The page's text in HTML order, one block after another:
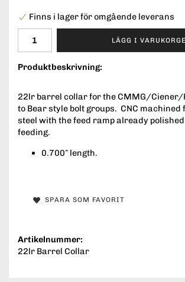
Finns i lager för omgående leverans
LÄGG I
Produktbeskrivning:
22lr barrel collar for the CMMG/
to Bear style bolt groups. CNC
steel with the feed ramp already
feeding.
0.700″ length.
SPARA SOM FAVORIT
Artikelnummer:
22lr Barrel Collar